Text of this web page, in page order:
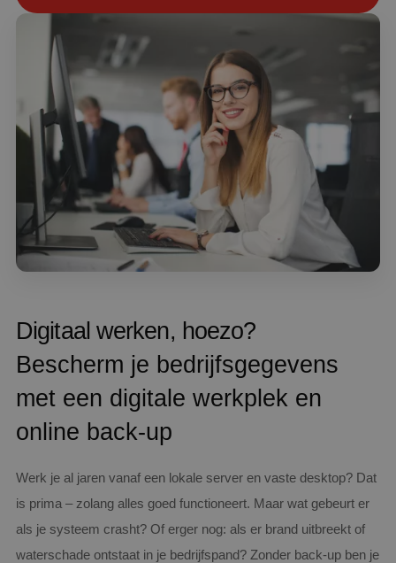
Digitaal werken, hoezo?
Bescherm je bedrijfsgegevens
met een digitale werkplek en
online back-up
Werk je al jaren vanaf een lokale server en vaste desktop? Dat
is prima – zolang alles goed functioneert. Maar wat gebeurt er
als je systeem crasht? Of erger nog: als er brand uitbreekt of
waterschade ontstaat in je bedrijfspand? Zonder back-up ben je